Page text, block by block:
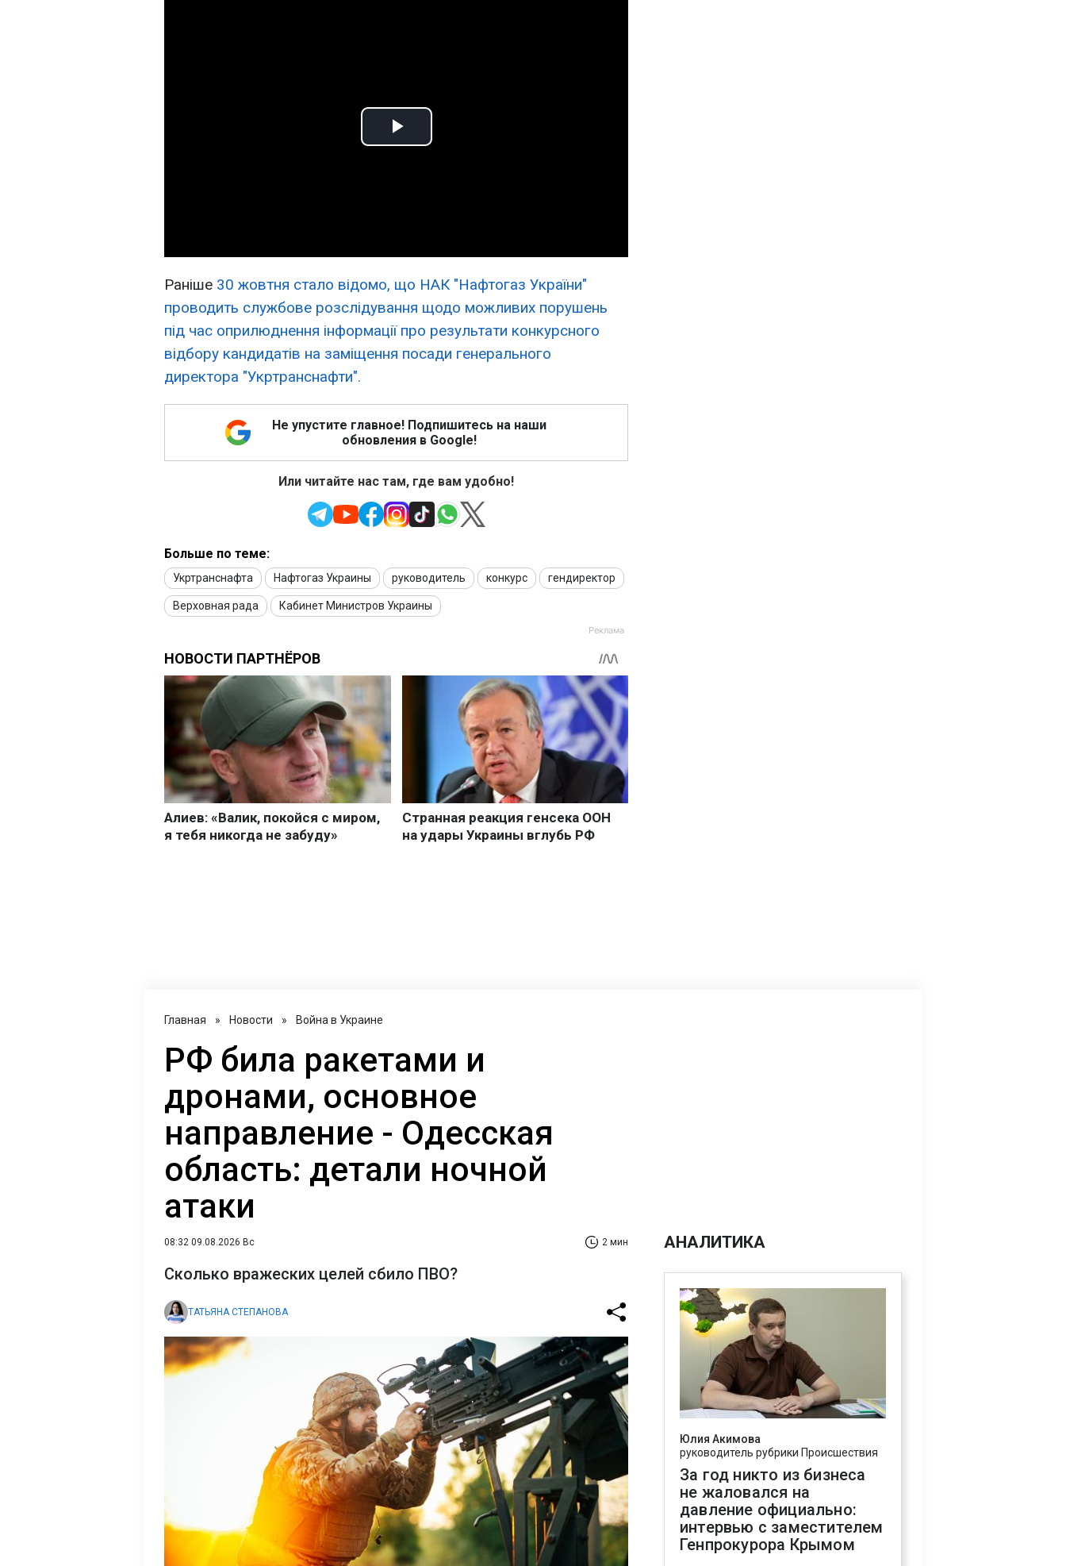
Play
Раніше 30 жовтня стало відомо, що НАК "Нафтогаз України"
проводить службове розслідування щодо можливих порушень
під час оприлюднення інформації про результати конкурсного
відбору кандидатів на заміщення посади генерального
директора "Укртранснафти".
Не упустите главное! Подпишитесь на наши
обновления в Google!
Или читайте нас там, где вам удобно!
Больше по теме:
Укртранснафта Нафтогаз Украины руководитель конкурс гендиректор
Верховная рада Кабинет Министров Украины
Главная » Новости » Война в Украине
РФ била ракетами и
дронами, основное
направление - Одесская
область: детали ночной
атаки
08:32 09.08.2026 Вс 2 мин
Сколько вражеских целей сбило ПВО?
ТАТЬЯНА СТЕПАНОВА
АНАЛИТИКА
Юлия Акимова
руководитель рубрики Происшествия
За год никто из бизнеса
не жаловался на
давление официально:
интервью с заместителем
Генпрокурора Крымом